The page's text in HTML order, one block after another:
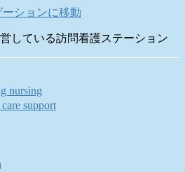
ーションに移動
している訪問看護ステーション
nursing
support